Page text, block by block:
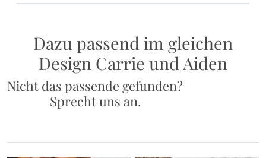
Dazu passend im gleichen
Design Carrie und Aiden
Nicht das passende gefunden?
Sprecht uns an.